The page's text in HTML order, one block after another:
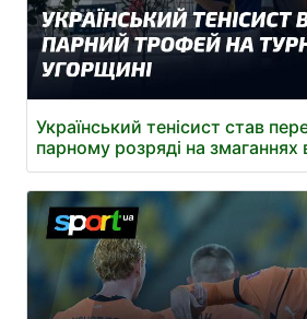
Український тенісист став
парному розряді на змаганнях